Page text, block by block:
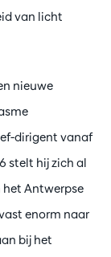
van licht
nieuwe
dirigent vanaf
stelt hij zich al
Antwerpse
enorm naar
bij het